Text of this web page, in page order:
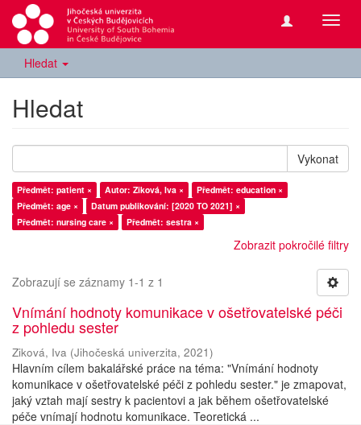
Hledat
Hledat
Vykonat
Předmět: patient × Autor: Ziková, Iva ×
Předmět: education ×
Předmět: age ×
Datum publikování: [2020 TO 2021] ×
Předmět: nursing care ×
Předmět: sestra ×
Zobrazit pokročilé filtry
Zobrazují se záznamy 1-1 z 1
Vnímání hodnoty komunikace v ošetřovatelské péči
z pohledu sester
Ziková, Iva (Jihočeská univerzita, 2021)
Hlavním cílem bakalářské práce na téma: "Vnímání hodnoty
komunikace v ošetřovatelské péči z pohledu sester." je zmapovat,
jaký vztah mají sestry k pacientovi a jak během ošetřovatelské
péče vnímají hodnotu komunikace. Teoretická ...